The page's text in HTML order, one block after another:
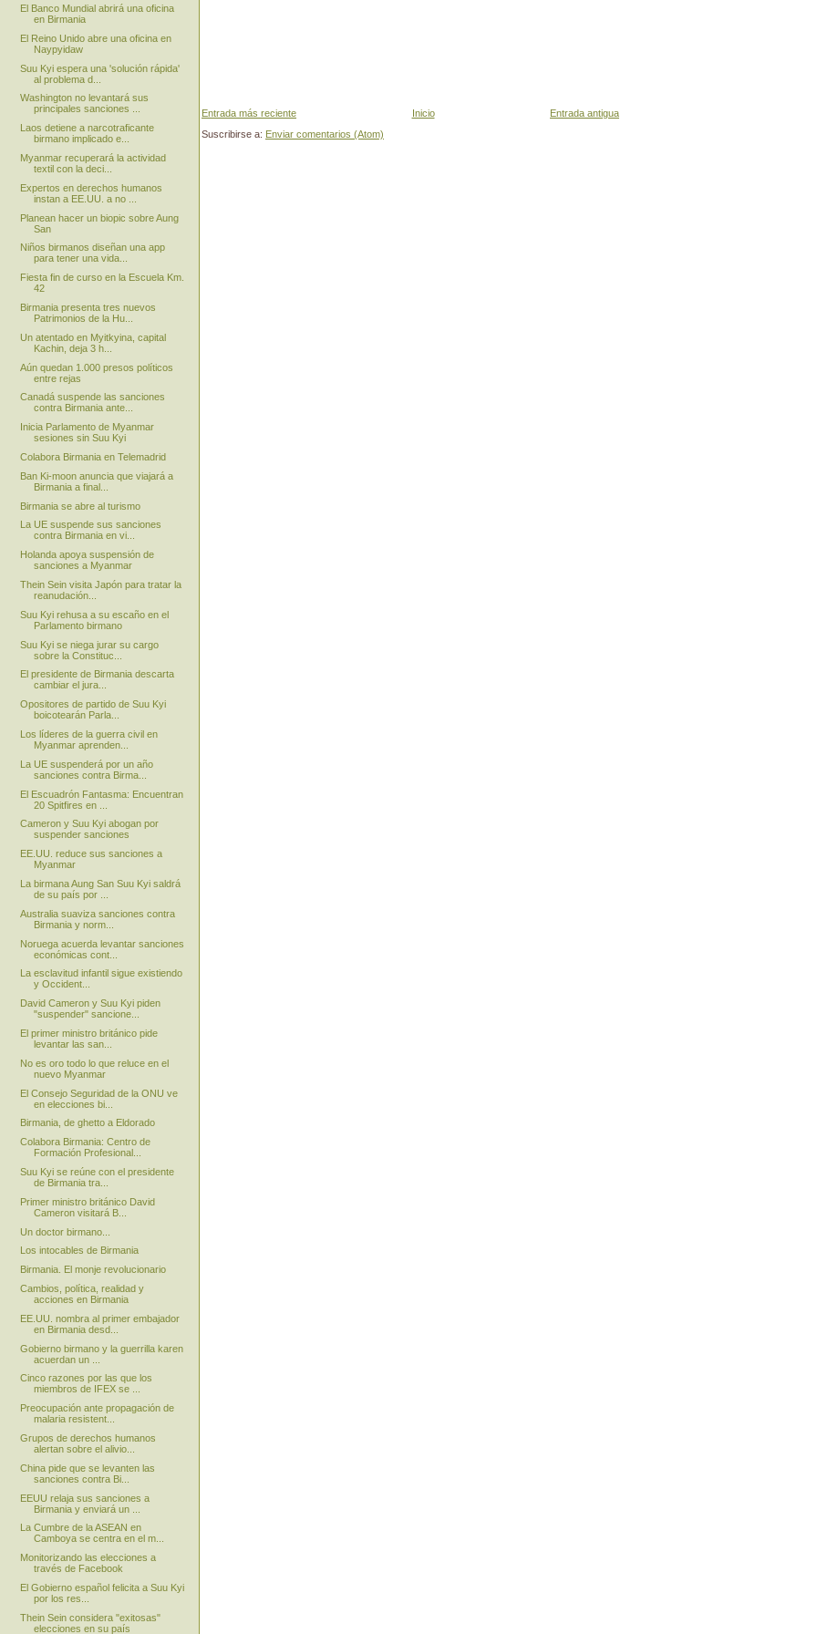
Entrada más reciente Entrada antigua
Inicio
Suscribirse a: Enviar comentarios (Atom)
El Banco Mundial abrirá una oficina
en Birmania
El Reino Unido abre una oficina en
Naypyidaw
Suu Kyi espera una 'solución rápida'
al problema d...
Washington no levantará sus
principales sanciones ...
Laos detiene a narcotraficante
birmano implicado e...
Myanmar recuperará la actividad
textil con la deci...
Expertos en derechos humanos
instan a EE.UU. a no ...
Planean hacer un biopic sobre Aung
San
Niños birmanos diseñan una app
para tener una vida...
Fiesta fin de curso en la Escuela Km.
42
Birmania presenta tres nuevos
Patrimonios de la Hu...
Un atentado en Myitkyina, capital
Kachin, deja 3 h...
Aún quedan 1.000 presos políticos
entre rejas
Canadá suspende las sanciones
contra Birmania ante...
Inicia Parlamento de Myanmar
sesiones sin Suu Kyi
Colabora Birmania en Telemadrid
Ban Ki-moon anuncia que viajará a
Birmania a final...
Birmania se abre al turismo
La UE suspende sus sanciones
contra Birmania en vi...
Holanda apoya suspensión de
sanciones a Myanmar
Thein Sein visita Japón para tratar la
reanudación...
Suu Kyi rehusa a su escaño en el
Parlamento birmano
Suu Kyi se niega jurar su cargo
sobre la Constituc...
El presidente de Birmania descarta
cambiar el jura...
Opositores de partido de Suu Kyi
boicotearán Parla...
Los líderes de la guerra civil en
Myanmar aprenden...
La UE suspenderá por un año
sanciones contra Birma...
El Escuadrón Fantasma: Encuentran
20 Spitfires en ...
Cameron y Suu Kyi abogan por
suspender sanciones
EE.UU. reduce sus sanciones a
Myanmar
La birmana Aung San Suu Kyi saldrá
de su país por ...
Australia suaviza sanciones contra
Birmania y norm...
Noruega acuerda levantar sanciones
económicas cont...
La esclavitud infantil sigue existiendo
y Occident...
David Cameron y Suu Kyi piden
"suspender" sancione...
El primer ministro británico pide
levantar las san...
No es oro todo lo que reluce en el
nuevo Myanmar
El Consejo Seguridad de la ONU ve
en elecciones bi...
Birmania, de ghetto a Eldorado
Colabora Birmania: Centro de
Formación Profesional...
Suu Kyi se reúne con el presidente
de Birmania tra...
Primer ministro británico David
Cameron visitará B...
Un doctor birmano...
Los intocables de Birmania
Birmania. El monje revolucionario
Cambios, política, realidad y
acciones en Birmania
EE.UU. nombra al primer embajador
en Birmania desd...
Gobierno birmano y la guerrilla karen
acuerdan un ...
Cinco razones por las que los
miembros de IFEX se ...
Preocupación ante propagación de
malaria resistent...
Grupos de derechos humanos
alertan sobre el alivio...
China pide que se levanten las
sanciones contra Bi...
EEUU relaja sus sanciones a
Birmania y enviará un ...
La Cumbre de la ASEAN en
Camboya se centra en el m...
Monitorizando las elecciones a
través de Facebook
El Gobierno español felicita a Suu Kyi
por los res...
Thein Sein considera "exitosas"
elecciones en su país